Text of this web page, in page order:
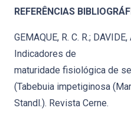
REFERÊNCIAS
GEMAQUE, R. C. R.;
Indicadores de
maturidade fisiológica de
(Tabebuia impetiginosa
Standl.). Revista Cerne.